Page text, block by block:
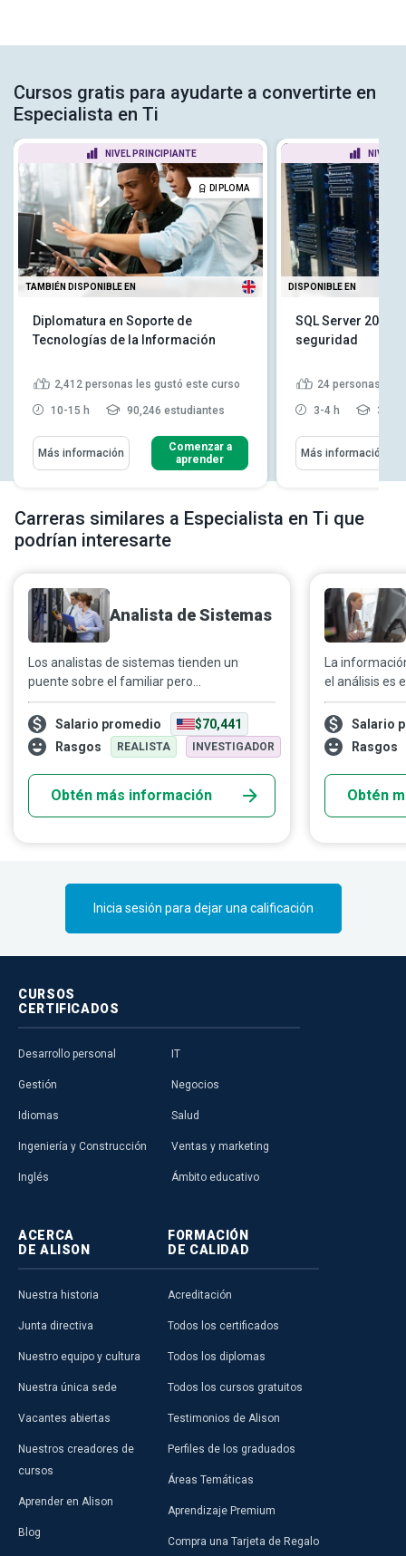
Cursos gratis para ayudarte a convertirte en
Especialista en Ti
NIVEL PRINCIPIANTE
DIPLOMA
TAMBIÉN DISPONIBLE EN
Diplomatura en Soporte de
Tecnologías de la Información
2,412 personas les gustó este curso
10-15 h 90,246 estudiantes
Más información
Comenzar a
aprender
NIVEL
DISPONIBLE EN
SQL Server 2014:
seguridad
24 personas les
3-4 h
Más información
Carreras similares a Especialista en Ti que
podrían interesarte
Analista de Sistemas
Los analistas de sistemas tienden un
puente sobre el familiar pero
desconcertante abismo entre el área de TI
y la no-TI de una organización. Su
experiencia, ganada con esfuerzo, en
computadoras, sistemas de información y
prácticas empresariales actuales les
permite diseñar, modificar, mejorar o
adaptar sistemas informáticos que
Salario promedio
$70,441
Rasgos
REALISTA INVESTIGADOR
Obtén más información
La
el análisis es
Analistas de
genios que
tecnología de
comprender
de ambos.
Salario
Rasgos
Obtén
Inicia sesión para dejar una calificación
CURSOS
CERTIFICADOS
Desarrollo personal
Gestión
Idiomas
Ingeniería y Construcción
Inglés
IT
Negocios
Salud
Ventas y marketing
Ámbito educativo
ACERCA
DE ALISON
Nuestra historia
Junta directiva
Nuestro equipo y cultura
Nuestra única sede
Vacantes abiertas
Nuestros creadores de
cursos
Aprender en Alison
Blog
FORMACIÓN
DE CALIDAD
Acreditación
Todos los certificados
Todos los diplomas
Todos los cursos gratuitos
Testimonios de Alison
Perfiles de los graduados
Áreas Temáticas
Aprendizaje Premium
Compra una Tarjeta de Regalo